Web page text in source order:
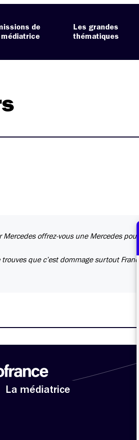
de
médiatrice
Les grandes
thématiques
offrez-vous une Mercedes pour
que c’est dommage surtout France
La médiatrice